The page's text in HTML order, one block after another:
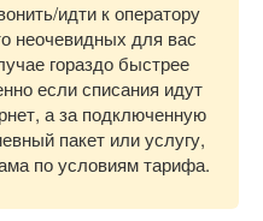
идти к оператору
неочевидных для вас
гораздо быстрее
если списания идут
а за подключенную
пакет или услугу,
по условиям тарифа.